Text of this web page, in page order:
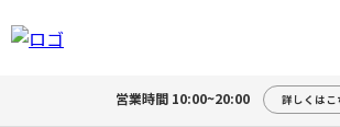
営業時間 10:00~20:00 詳しくはこ